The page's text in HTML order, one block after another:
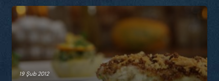
19 Şub 2012